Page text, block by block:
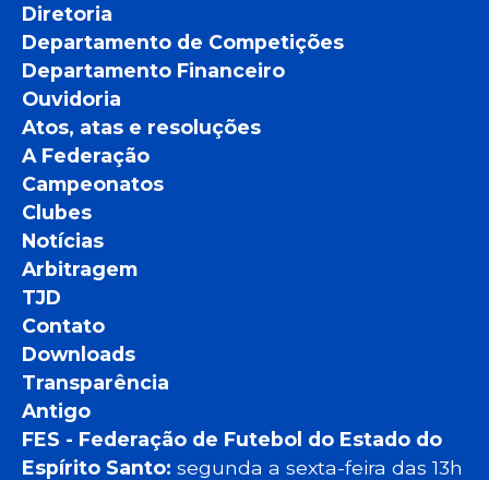
Diretoria
Departamento de Competições
Departamento Financeiro
Ouvidoria
Atos, atas e resoluções
A Federação
Campeonatos
Clubes
Notícias
Arbitragem
TJD
Contato
Downloads
Transparência
Antigo
FES - Federação de Futebol do Estado do
Espírito Santo: segunda a sexta-feira das 13h